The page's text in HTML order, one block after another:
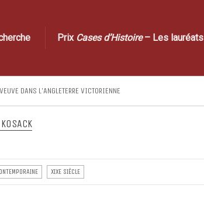
Prix Cases d’Histoire– Les lauréats
DANS L’ANGLETERRE VICTORIENNE
XIXE SIÈCLE